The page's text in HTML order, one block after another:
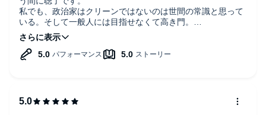
私でも、政治家はクリーンではないのは世間の常識と思って
いる。そして一般人には目指せなくて高き門。
一体どこでどう間違ってしまったのか。自分に都合の良い後
継者ではなく、本当に日本を良くしたいと考えられる有能な
人に政治家になってもらえるシステムはどうやったらできる
ただならぬ決意や思いが交差するストーリーだった。